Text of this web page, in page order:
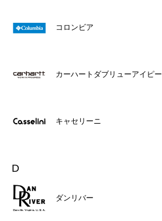
コロンビア
カーハートダブリューアイピー
キャセリーニ
D
ダンリバー